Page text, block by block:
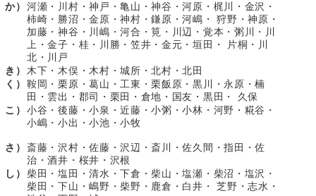
か） 河瀬・川村・神戸・亀山・神谷・河原・梶川・金沢・
柿崎・勝沼・金原・神村・鎌原・河嶋・ 狩野・神原・
加藤・神谷・川嶋・河合・筧・川辺・覚本・粥川・川
上・金子・桂・川勝・笠井・金元・垣田・ 片桐・川
北・川戸
き）
木下・木俣・木村・城所・北村・北田
く） 鞍岡・栗原・葛山・工東・栗飯原・黒川・永原・楠
田・雲出・郡司・栗田・倉地・国友・黒田・ 久保
こ） 小谷・後藤・小泉・近藤・小粥・小林・河野・糀谷・
小嶋・小出・小池・小牧
さ）
斎藤・沢村・佐藤・沢辺・斎川・佐久間・指田・佐
治・酒井・桜井・沢根
し）
柴田・塩田・清水・下倉・柴山・塩瀬・柴沼・塩沢・
柴田・下山・嶋野・柴野・鹿倉・白井・ 芝野・志水・